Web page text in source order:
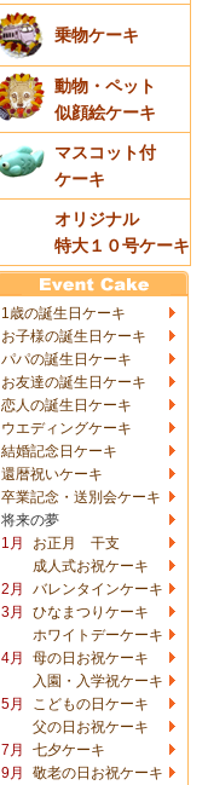
乗物ケーキ
動物・ペット
似顔絵ケーキ
マスコット付
ケーキ
オリジナル
特大１０号ケーキ
1歳の誕生日ケーキ
お子様の誕生日ケーキ
パパの誕生日ケーキ
お友達の誕生日ケーキ
恋人の誕生日ケーキ
ウエディングケーキ
結婚記念日ケーキ
還暦祝いケーキ
卒業記念・送別会ケーキ
将来の夢
1月
お正月 干支
成人式お祝ケーキ
2月
バレンタインケーキ
3月
ひなまつりケーキ
ホワイトデーケーキ
4月
母の日お祝ケーキ
入園・入学祝ケーキ
5月
こどもの日ケーキ
父の日お祝ケーキ
7月
七夕ケーキ
9月
敬老の日お祝ケーキ